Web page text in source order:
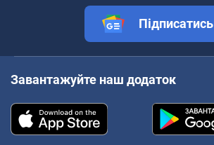
Підписатись
Завантажуйте наш додаток